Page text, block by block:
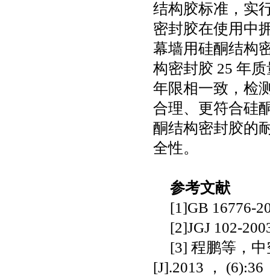
结构胶标准，实
密封胶在使用中
幕墙用硅酮结构
构密封胶 25 年质
年限相一致，检
合理、更符合硅
酮结构密封胶的
全性。
参考文献
[1]GB 16776-
[2]JGJ 102-
[3] 程鹏等，
[J].2013
， (6):36